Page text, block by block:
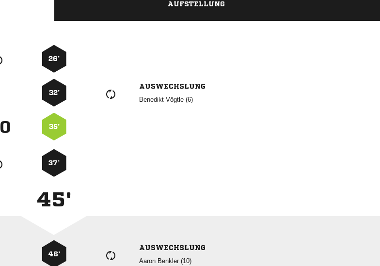
AUFSTELLUNG
26’
32’
AUSWECHSLUNG
  
 35’
37’
45'
46’
AUSWECHSLUNG
  